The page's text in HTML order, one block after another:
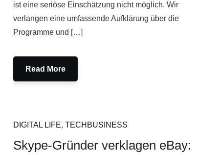
ist eine seriöse Einschätzung nicht möglich. Wir
verlangen eine umfassende Aufklärung über die
Programme und […]
Read More
DIGITAL LIFE, TECHBUSINESS
Skype-Gründer verklagen eBay: